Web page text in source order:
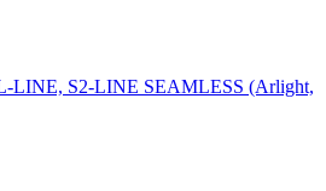
LINE, S2-LINE SEAMLESS (Arlight,